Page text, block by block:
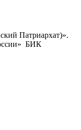
Патриархат)».
БИК